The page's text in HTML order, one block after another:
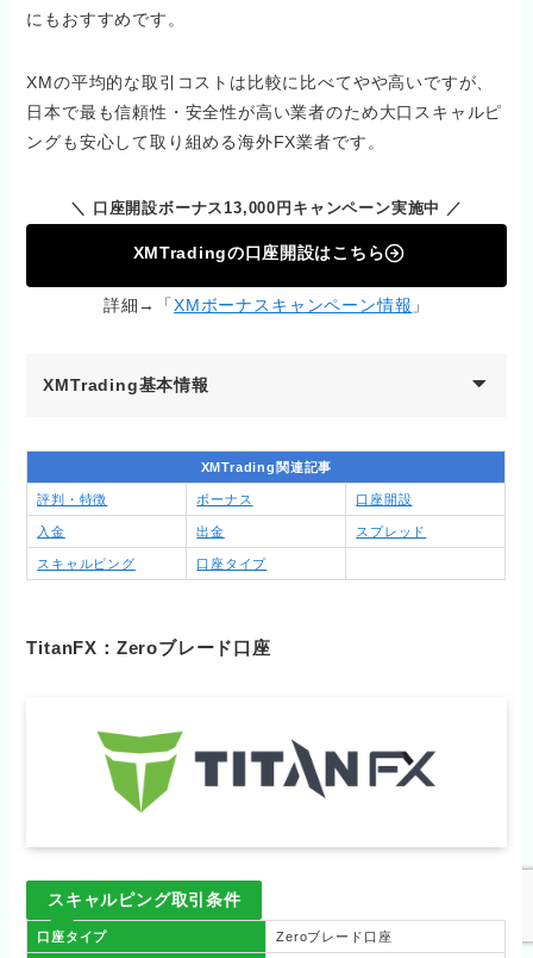
にもおすすめです。
XMの平均的な取引コストは比較に比べてやや高いですが、
日本で最も信頼性・安全性が高い業者のため大口スキャルピ
ングも安心して取り組める海外FX業者です。
＼ 口座開設ボーナス13,000円キャンペーン実施中 ／
XMTradingの口座開設はこちら
詳細→「XMボーナスキャンペーン情報 」
XMTrading基本情報
XMTrading関連記事
評判・特徴 ボーナス 口座開設
入金 出金 スプレッド
スキャルピング 口座タイプ
TitanFX：Zeroブレード口座
スキャルピング取引条件
口座タイプ Zeroブレード口座